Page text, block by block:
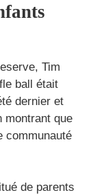
Tim
ball était
dernier et
montrant que
communauté
de parents